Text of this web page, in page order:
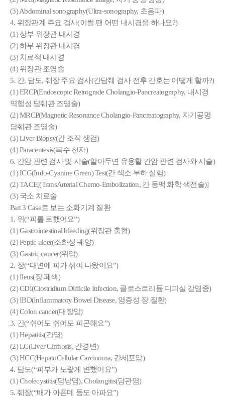
(3) Abdominal sonography(Ultra-sonography, 초음파)
4. 위장관계 주요 검사(이럴 땐 어떤 내시경을 하나요?)
(1) 상부 위장관 내시경
(2) 하부 위장관 내시경
(3) 치료적 내시경
(4) 위장관 조영술
5. 간, 담도, 췌장 주요 검사(간담췌 검사 전후 간호는 어떻게 할까?)
(1) ERCP(Endoscopic Retrograde Cholangio-Pancreatography, 내시경
역행성 담췌관 조영술)
(2) MRCP(Magnetic Resonance Cholangio-Pancreatography, 자기공명
담췌관 조영술)
(3) Liver Biopsy(간 조직 생검)
(4) Paracentesis(복수 천자)
6. 간암 관련 검사 및 시술(알아두면 유용할 간암 관련 검사와 시술)
(1) ICG(Indo-Cyanine Green) Test(간 색소 부하 실험)
(2) TACE[(TransArterial Chemo-Embolization, 간 동맥 화학 색전술)]
(3) 국소 치료술
Part 3 Case로 보는 소화기계 질환
1. 위(“피를 토했어요”)
(1) Gastrointestinal bleeding(위장관 출혈)
(2) Peptic ulcer(소화성 궤양)
(3) Gastric cancer(위암)
2. 장(“대변에 피가 섞여 나왔어요”)
(1) Ileus(장 폐색)
(2) CDI(Clostridium Difficile Infection, 클로스트리듐 디피실 감염증)
(3) IBD(Inflammatory Bowel Disease, 염증성 장 질환)
(4) Colon cancer(대장암)
3. 간(“쉬어도 쉬어도 피곤해요”)
(1) Hepatitis(간염)
(2) LC(Liver Cirrhosis, 간경변)
(3) HCC(HepatoCellular Carcinoma, 간세포암)
4. 담도(“피부가 노랗게 변했어요”)
(1) Cholecystitis(담낭염), Cholangitis(담관염)
5. 췌장(“배가 아픈데 등도 아파요”)